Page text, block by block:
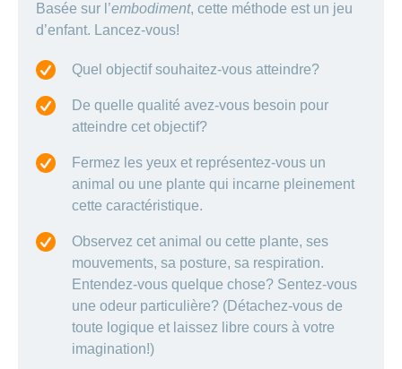
Basée sur l’embodiment, cette méthode est un jeu
d’enfant. Lancez-vous!
Quel objectif souhaitez-vous atteindre?
De quelle qualité avez-vous besoin pour
atteindre cet objectif?
Fermez les yeux et représentez-vous un
animal ou une plante qui incarne pleinement
cette caractéristique.
Observez cet animal ou cette plante, ses
mouvements, sa posture, sa respiration.
Entendez-vous quelque chose? Sentez-vous
une odeur particulière? (Détachez-vous de
toute logique et laissez libre cours à votre
imagination!)